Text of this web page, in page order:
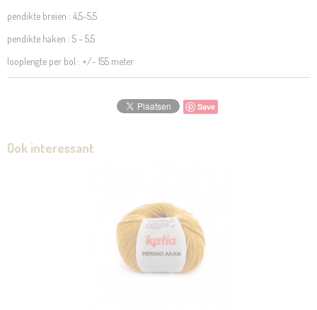
pendikte breien : 4,5-5,5
pendikte haken : 5 – 5,5
looplengte per bol : +/- 155 meter
Save
Ook interessant